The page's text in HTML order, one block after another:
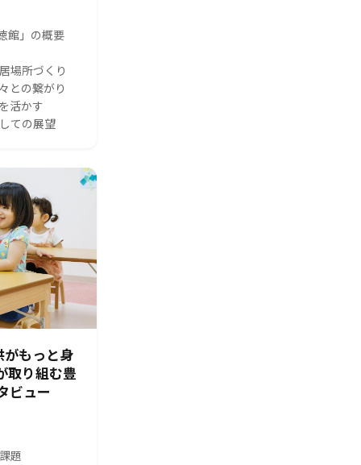
館」の概要
場所づくり
との繋がり
活かす
ての展望
もっと身
取り組む豊
ビュー
題